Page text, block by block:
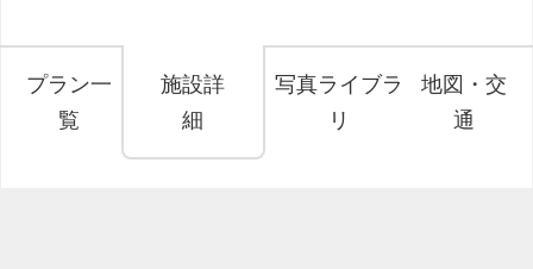
プラン一
覧
施設詳
細
写真ライブラ
リ
地図・交
通